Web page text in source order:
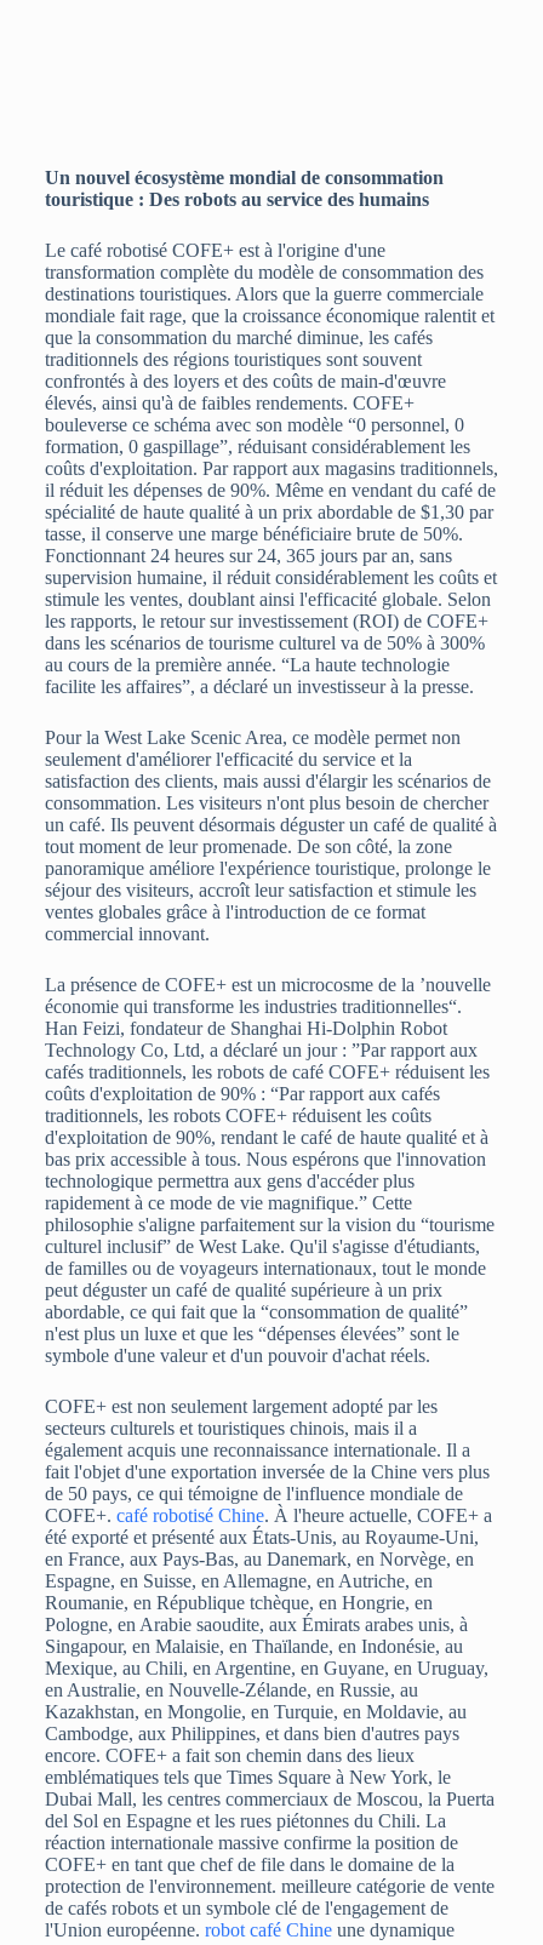
Un nouvel écosystème mondial de consommation
touristique : Des robots au service des humains
Le café robotisé COFE+ est à l'origine d'une
transformation complète du modèle de consommation des
destinations touristiques. Alors que la guerre commerciale
mondiale fait rage, que la croissance économique ralentit et
que la consommation du marché diminue, les cafés
traditionnels des régions touristiques sont souvent
confrontés à des loyers et des coûts de main-d'œuvre
élevés, ainsi qu'à de faibles rendements. COFE+
bouleverse ce schéma avec son modèle “0 personnel, 0
formation, 0 gaspillage”, réduisant considérablement les
coûts d'exploitation. Par rapport aux magasins traditionnels,
il réduit les dépenses de 90%. Même en vendant du café de
spécialité de haute qualité à un prix abordable de $1,30 par
tasse, il conserve une marge bénéficiaire brute de 50%.
Fonctionnant 24 heures sur 24, 365 jours par an, sans
supervision humaine, il réduit considérablement les coûts et
stimule les ventes, doublant ainsi l'efficacité globale. Selon
les rapports, le retour sur investissement (ROI) de COFE+
dans les scénarios de tourisme culturel va de 50% à 300%
au cours de la première année. “La haute technologie
facilite les affaires”, a déclaré un investisseur à la presse.
Pour la West Lake Scenic Area, ce modèle permet non
seulement d'améliorer l'efficacité du service et la
satisfaction des clients, mais aussi d'élargir les scénarios de
consommation. Les visiteurs n'ont plus besoin de chercher
un café. Ils peuvent désormais déguster un café de qualité à
tout moment de leur promenade. De son côté, la zone
panoramique améliore l'expérience touristique, prolonge le
séjour des visiteurs, accroît leur satisfaction et stimule les
ventes globales grâce à l'introduction de ce format
commercial innovant.
La présence de COFE+ est un microcosme de la ’nouvelle
économie qui transforme les industries traditionnelles“.
Han Feizi, fondateur de Shanghai Hi-Dolphin Robot
Technology Co, Ltd, a déclaré un jour : ”Par rapport aux
cafés traditionnels, les robots de café COFE+ réduisent les
coûts d'exploitation de 90% : “Par rapport aux cafés
traditionnels, les robots COFE+ réduisent les coûts
d'exploitation de 90%, rendant le café de haute qualité et à
bas prix accessible à tous. Nous espérons que l'innovation
technologique permettra aux gens d'accéder plus
rapidement à ce mode de vie magnifique.” Cette
philosophie s'aligne parfaitement sur la vision du “tourisme
culturel inclusif” de West Lake. Qu'il s'agisse d'étudiants,
de familles ou de voyageurs internationaux, tout le monde
peut déguster un café de qualité supérieure à un prix
abordable, ce qui fait que la “consommation de qualité”
n'est plus un luxe et que les “dépenses élevées” sont le
symbole d'une valeur et d'un pouvoir d'achat réels.
COFE+ est non seulement largement adopté par les
secteurs culturels et touristiques chinois, mais il a
également acquis une reconnaissance internationale. Il a
fait l'objet d'une exportation inversée de la Chine vers plus
de 50 pays, ce qui témoigne de l'influence mondiale de
COFE+. café robotisé Chine. À l'heure actuelle, COFE+ a
été exporté et présenté aux États-Unis, au Royaume-Uni,
en France, aux Pays-Bas, au Danemark, en Norvège, en
Espagne, en Suisse, en Allemagne, en Autriche, en
Roumanie, en République tchèque, en Hongrie, en
Pologne, en Arabie saoudite, aux Émirats arabes unis, à
Singapour, en Malaisie, en Thaïlande, en Indonésie, au
Mexique, au Chili, en Argentine, en Guyane, en Uruguay,
en Australie, en Nouvelle-Zélande, en Russie, au
Kazakhstan, en Mongolie, en Turquie, en Moldavie, au
Cambodge, aux Philippines, et dans bien d'autres pays
encore. COFE+ a fait son chemin dans des lieux
emblématiques tels que Times Square à New York, le
Dubai Mall, les centres commerciaux de Moscou, la Puerta
del Sol en Espagne et les rues piétonnes du Chili. La
réaction internationale massive confirme la position de
COFE+ en tant que chef de file dans le domaine de la
protection de l'environnement. meilleure catégorie de vente
de cafés robots et un symbole clé de l'engagement de
l'Union européenne. robot café Chineune dynamique